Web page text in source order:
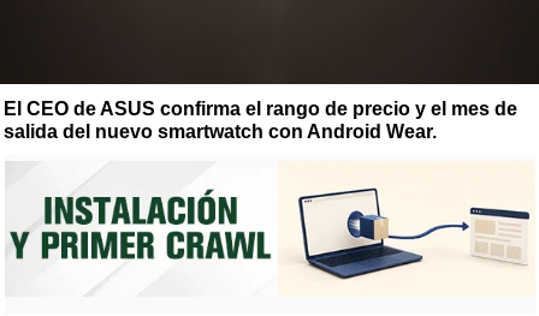
El CEO de ASUS confirma el rango de precio y el mes de
salida del nuevo smartwatch con Android Wear.